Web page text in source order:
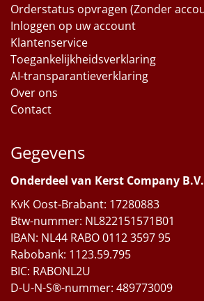
Orderstatus opvragen (Zonder
Inloggen op uw account
Klantenservice
Toegankelijkheidsverklaring
AI-transparantieverklaring
Over ons
Contact
Gegevens
Onderdeel van Kerst Company B.V.
KvK Oost-Brabant: 17280883
Btw-nummer: NL822151571B01
IBAN: NL44 RABO 0112 3597 95
Rabobank: 1123.59.795
BIC: RABONL2U
D-U-N-S®-nummer: 489773009